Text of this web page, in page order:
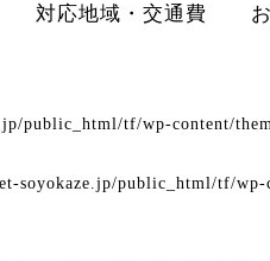
対応地域・交通費
public_html/tf/wp-content/
soyokaze.jp/public_html/tf/